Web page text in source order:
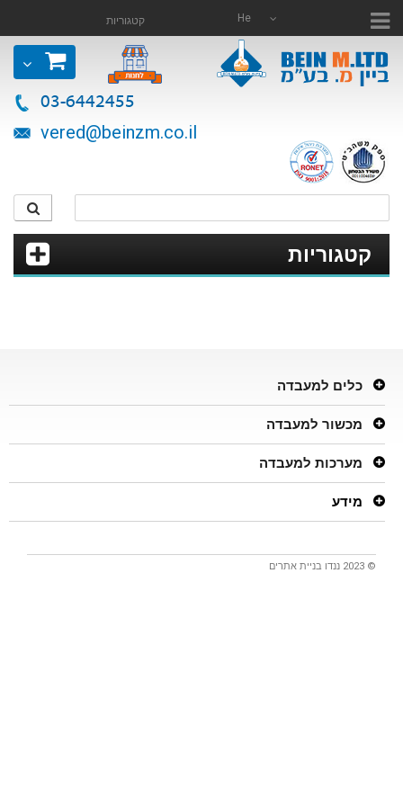
He קטגוריות
03-6442455
vered@beinzm.co.il
קטגוריות
כלים למעבדה
מכשור למעבדה
© 2023 ננדו בניית אתרים
מערכות למעבדה
מידע